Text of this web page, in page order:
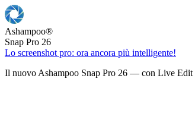
Ashampoo®
Snap Pro 26
Lo screenshot pro: ora ancora più intelligente!
Il nuovo Ashampoo Snap Pro 26 — con Live Edit